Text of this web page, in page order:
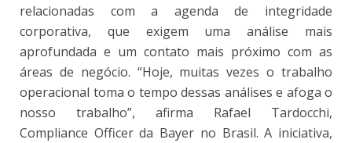
relacionadas com a agenda de integridade
corporativa, que exigem uma análise mais
aprofundada e um contato mais próximo com as
áreas de negócio. “Hoje, muitas vezes o trabalho
operacional toma o tempo dessas análises e afoga o
nosso trabalho”, afirma Rafael Tardocchi,
Compliance Officer da Bayer no Brasil. A iniciativa,